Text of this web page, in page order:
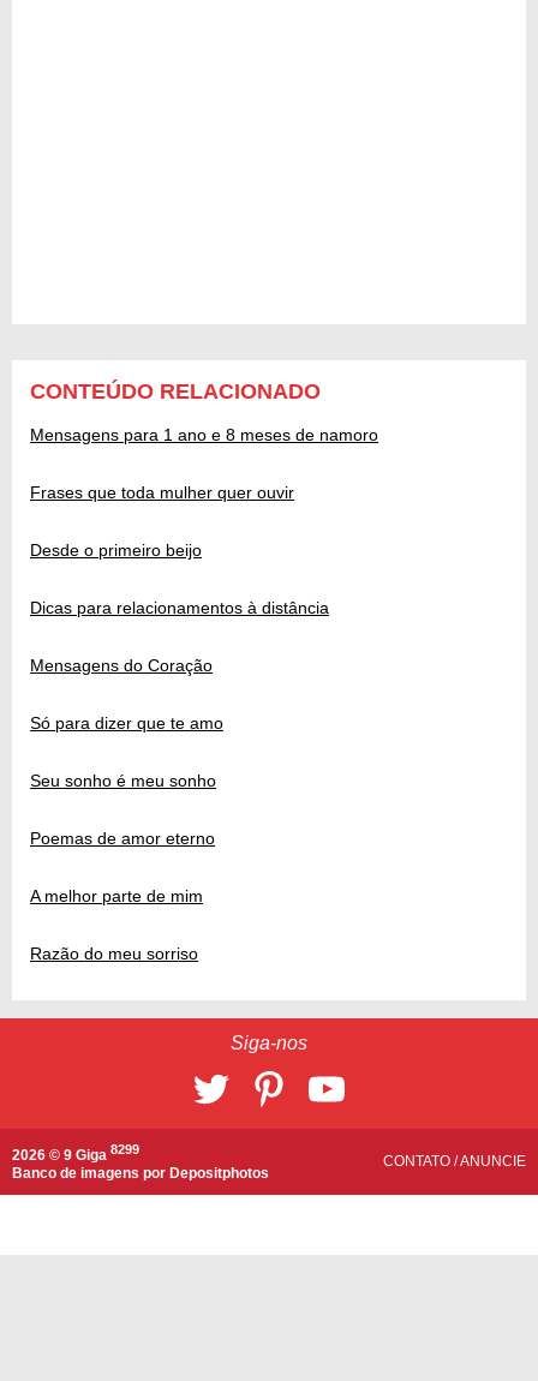
CONTEÚDO RELACIONADO
Mensagens para 1 ano e 8 meses de namoro
Frases que toda mulher quer ouvir
Desde o primeiro beijo
Dicas para relacionamentos à distância
Mensagens do Coração
Só para dizer que te amo
Seu sonho é meu sonho
Poemas de amor eterno
A melhor parte de mim
Razão do meu sorriso
Siga-nos
2026 © 9 Giga 8299
Banco de imagens por Depositphotos
CONTATO /ANUNCIE